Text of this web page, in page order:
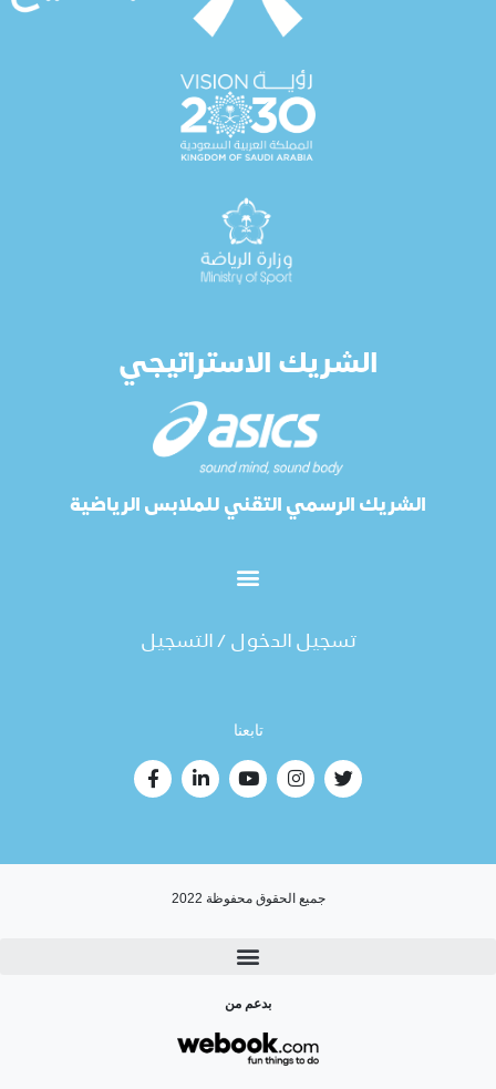
الشريك الاستراتيجي
الشريك الرسمي التقني للملابس الرياضية
تسجيل الدخول / التسجيل
تابعنا
جميع الحقوق محفوظة 2022
بدعم من